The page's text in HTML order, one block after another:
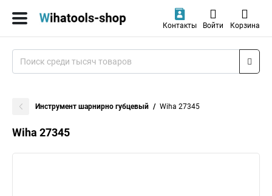
Контакты Войти Корзина
Инструмент шарнирно губцевый Wiha 27345
Wiha 27345